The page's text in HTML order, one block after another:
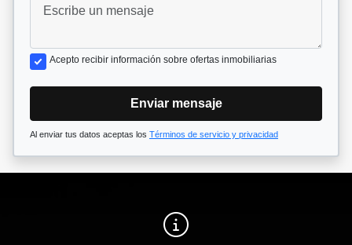
Acepto recibir información sobre ofertas inmobiliarias
Enviar mensaje
Al enviar tus datos aceptas los Términos de servicio y privacidad